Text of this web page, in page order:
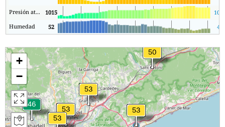
Presión atmosférica 1015
Humedad
52 42
+
−